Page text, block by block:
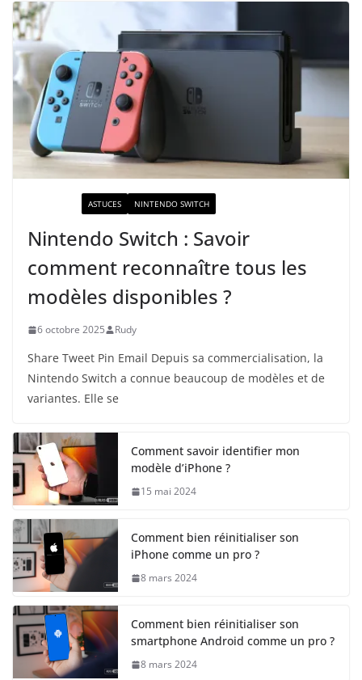
ASTUCES NINTENDO SWITCH
Nintendo Switch : Savoir
comment reconnaître tous les
modèles disponibles ?
6 octobre 2025 Rudy
Share Tweet Pin Email Depuis sa commercialisation, la
Nintendo Switch a connue beaucoup de modèles et de
variantes. Elle se
Comment savoir identifier mon
modèle d’iPhone ?
15 mai 2024
Comment bien réinitialiser son
iPhone comme un pro ?
8 mars 2024
Comment bien réinitialiser son
smartphone Android comme un pro ?
8 mars 2024